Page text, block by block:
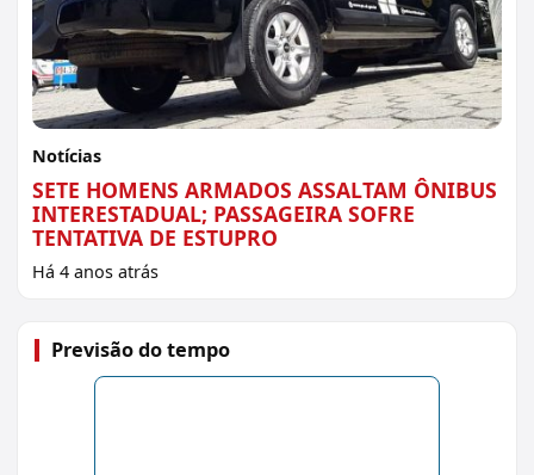
Notícias
SETE HOMENS ARMADOS ASSALTAM ÔNIBUS
INTERESTADUAL; PASSAGEIRA SOFRE
TENTATIVA DE ESTUPRO
Há 4 anos atrás
Previsão do tempo